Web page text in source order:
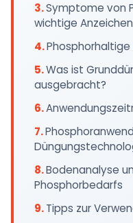
Symptome von
wichtige Anzeichen
Was ist
ausgebracht?
Bodenanalyse
Phosphorbedarfs
Tipps zur